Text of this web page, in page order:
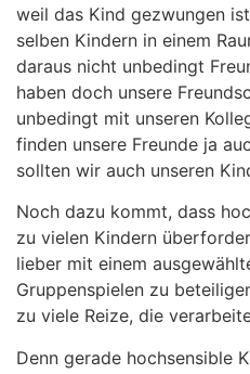
weil das Kind gezwungen
selben Kindern in einem
daraus nicht unbedingt
haben doch unsere
unbedingt mit unseren
finden unsere Freunde ja
sollten wir auch unseren
Noch dazu kommt, dass
zu vielen Kindern
lieber mit einem
Gruppenspielen zu
zu viele Reize, die
Denn gerade hochsensible